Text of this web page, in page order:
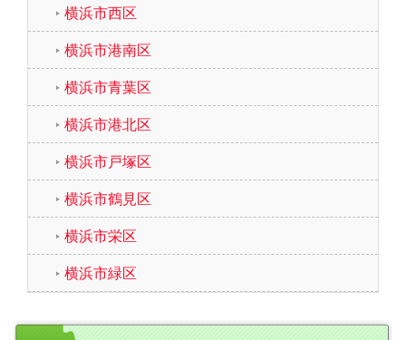
横浜市西区
横浜市港南区
横浜市青葉区
横浜市港北区
横浜市戸塚区
横浜市鶴見区
横浜市栄区
横浜市緑区